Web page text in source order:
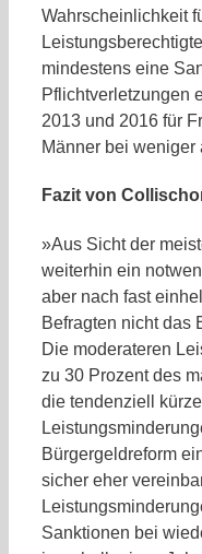
Wahrscheinlichkeit
mindestens eine
Pflichtverletzungen
2013 und 2016 für
Männer bei weniger
Fazit von
»Aus Sicht der
weiterhin ein
aber nach fast
Befragten nicht das
Die moderateren
zu 30 Prozent des
die tendenziell
Bürgergeldreform
sicher eher
Sanktionen bei